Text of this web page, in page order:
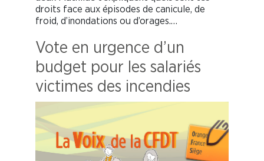
droits face aux épisodes de canicule, de
froid, d’inondations ou d’orages.…
Vote en urgence d’un
budget pour les salariés
victimes des incendies